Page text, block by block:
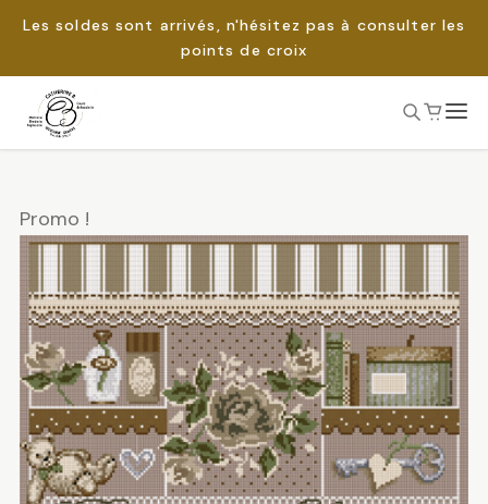
Les soldes sont arrivés, n'hésitez pas à consulter les
points de croix
Passer
Promo !